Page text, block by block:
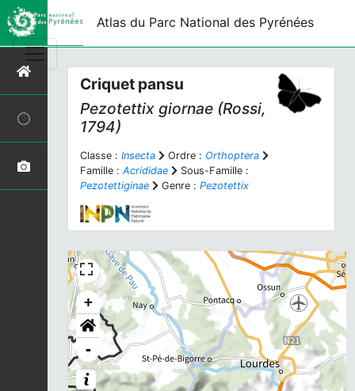
Atlas du Parc National des Pyrénées
Criquet pansu
Pezotettix giornae (Rossi,
1794)
Classe : Insecta Ordre : Orthoptera
Famille : Acrididae
Sous-Famille :
Pezotettiginae
Genre : Pezotettix
+
-